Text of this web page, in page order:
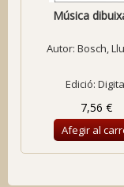
Música
Autor: Bosch,
Edició:
7,56 €
Afegir al